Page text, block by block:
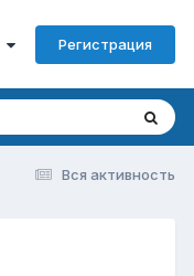
Регистрация
Вся активность